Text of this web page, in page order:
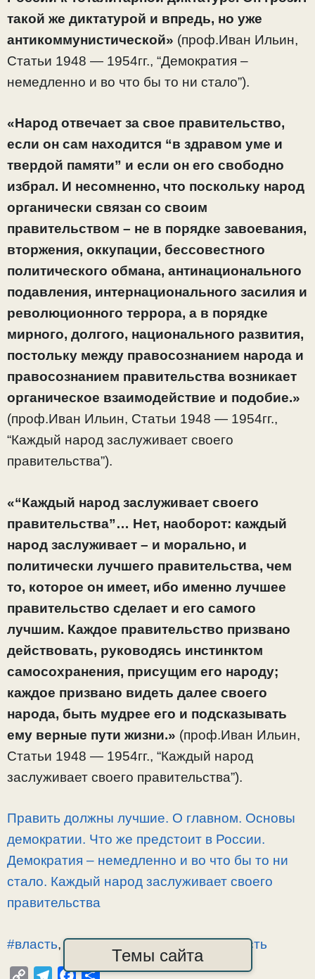
такой же диктатурой и впредь, но уже
антикоммунистической» (проф.Иван Ильин,
Статьи 1948 — 1954гг., “Демократия –
немедленно и во что бы то ни стало”).
«Народ отвечает за свое правительство,
если он сам находится “в здравом уме и
твердой памяти” и если он его свободно
избрал. И несомненно, что поскольку народ
органически связан со своим
правительством – не в порядке завоевания,
вторжения, оккупации, бессовестного
политического обмана, антинационального
подавления, интернационального засилия и
революционного террора, а в порядке
мирного, долгого, национального развития,
постольку между правосознанием народа и
правосознанием правительства возникает
органическое взаимодействие и подобие.»
(проф.Иван Ильин, Статьи 1948 — 1954гг.,
“Каждый народ заслуживает своего
правительства”).
«“Каждый народ заслуживает своего
правительства”… Нет, наоборот: каждый
народ заслуживает – и морально, и
политически лучшего правительства, чем
то, которое он имеет, ибо именно лучшее
правительство сделает и его самого
лучшим. Каждое правительство призвано
действовать, руководясь инстинктом
самосохранения, присущим его народу;
каждое призвано видеть далее своего
народа, быть мудрее его и подсказывать
ему верные пути жизни.» (проф.Иван Ильин,
Статьи 1948 — 1954гг., “Каждый народ
заслуживает своего правительства”).
Править должны лучшие. О главном. Основы
демократии. Что же предстоит в России.
Демократия – немедленно и во что бы то ни
стало. Каждый народ заслуживает своего
правительства
#власть,#демократия,#советскаявласть
F О
Темы сайта